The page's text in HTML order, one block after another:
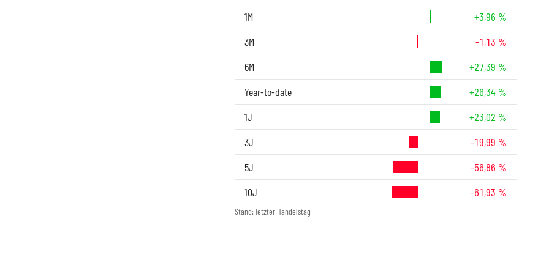
1M
+3,96 %
3M
-1,13 %
6M
+27,39 %
Year-to-date
+26,34 %
1J
+23,02 %
3J
-19,99 %
5J
-56,86 %
10J
-61,93 %
Stand: letzter Handelstag